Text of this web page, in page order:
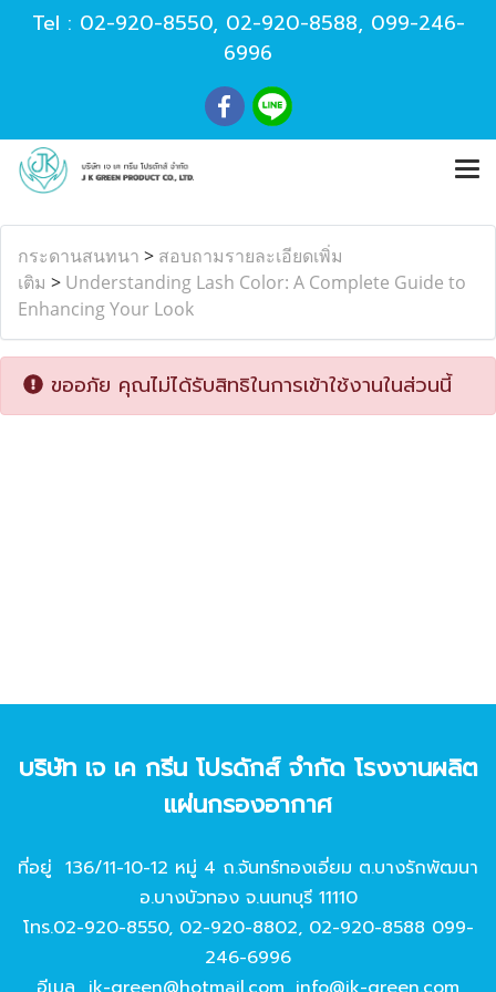
Tel : 02-920-8550, 02-920-8588, 099-246-
6996
กระดานสนทนา > สอบถามรายละเอียดเพิ่ม
เติม > Understanding Lash Color: A Complete Guide to
Enhancing Your Look
ขออภัย คุณไม่ได้รับสิทธิในการเข้าใช้งานในส่วนนี้
บริษัท เจ เค กรีน โปรดักส์ จํากัด โรงงานผลิต
แผ่นกรองอากาศ
ที่อยู่ 136/11-10-12 หมู่ 4 ถ.จันทร์ทองเอี่ยม ต.บางรักพัฒนา
อ.บางบัวทอง จ.นนทบุรี 11110
โทร.02-920-8550, 02-920-8802, 02-920-8588 099-
246-6996